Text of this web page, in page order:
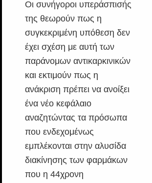
Οι συνήγοροι υπεράσπισής
της θεωρούν πως η
συγκεκριμένη υπόθεση δεν
έχει σχέση με αυτή των
παράνομων αντικαρκινικών
και εκτιμούν πως η
ανάκριση πρέπει να ανοίξει
ένα νέο κεφάλαιο
αναζητώντας τα πρόσωπα
που ενδεχομένως
εμπλέκονται στην αλυσίδα
διακίνησης των φαρμάκων
που η 44χρονη